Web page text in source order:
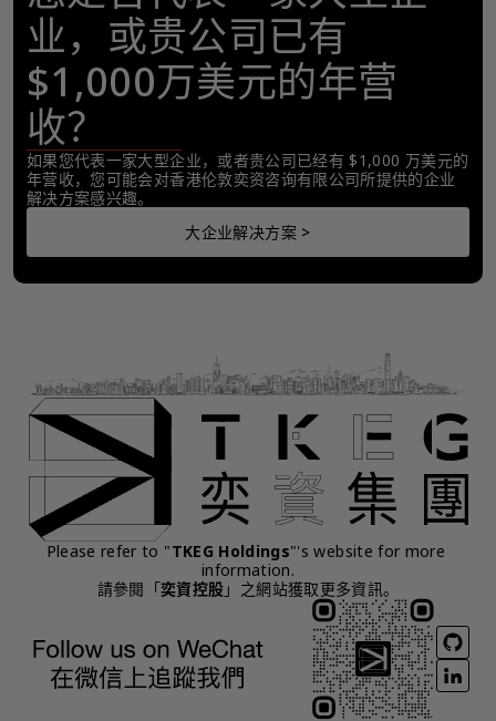
业，或贵公司已有
$1,000万美元的年营
收？
如果您代表一家大型企业，或者贵公司已经有 $1,000 万美元的
年营收，您可能会对香港伦敦奕资咨询有限公司所提供的企业
解决方案感兴趣。
大企业解决方案 >
Please refer to "TKEG Holdings"'s website for more
information.
請參閱「奕資控股 」之網站獲取更多資訊。